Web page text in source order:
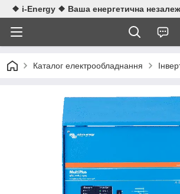
❖ i-Energy ❖ Ваша енергетична
Каталог електрообладнання